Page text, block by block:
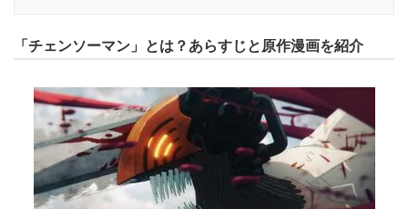
「チェンソーマン」とは？あらすじと原作漫画を紹介